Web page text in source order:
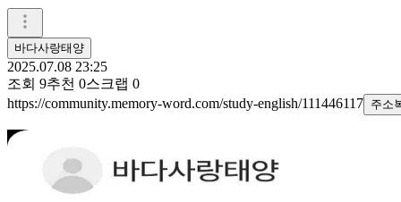
바다사랑태양
2025.07.08 23:25
조회 9추천 0스크랩 0
https://community.memory-word.com/study-english/111446117 주소